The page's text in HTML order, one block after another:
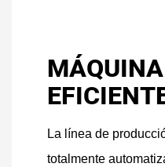
La línea de
totalmente